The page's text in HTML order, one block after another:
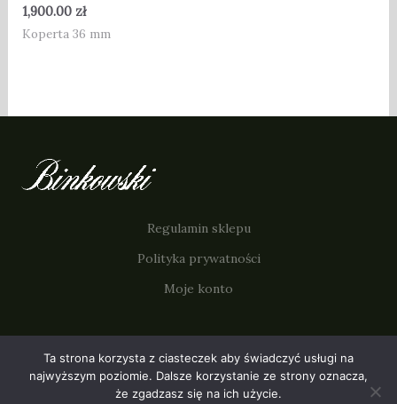
1,900.00 zł
Koperta 36 mm
Regulamin sklepu
Polityka prywatności
Moje konto
© 2026 binkowski.art. Powered by binkowski.art.
Ta strona korzysta z ciasteczek aby świadczyć usługi na
najwyższym poziomie. Dalsze korzystanie ze strony oznacza,
że zgadzasz się na ich użycie.